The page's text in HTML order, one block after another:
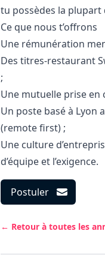
tu possèdes la plupart
Ce que nous t’offrons
Une rémunération
Des titres-restaurant
;
Une mutuelle prise en
Un poste basé à Lyon
(remote first) ;
Une culture
d’équipe et l’exigence.
Postuler
← Retour à toutes les